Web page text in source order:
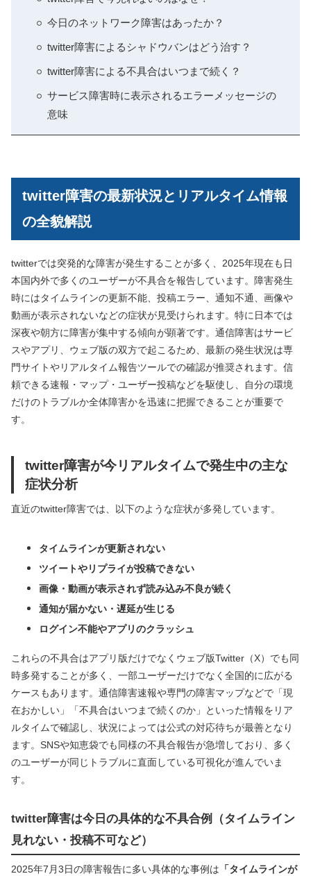
今日のネットワーク障害はあったか？
twitter障害によるシャドウバンはどう治す？
twitter障害による不具合はいつまで続く？
サービス障害時に表示されるエラーメッセージの
意味
twitter障害の最新状況とリアルタイム情報
の全貌解説
twitterでは突発的な障害が発生することが多く、2025年現在も日
本国内外で多くのユーザーが不具合を報告しています。障害発生
時にはタイムラインの更新不能、投稿エラー、通知不通、画像や
動画が表示されないなどの症状が見受けられます。特に日本では
深夜や朝方に障害が集中する傾向が顕著です。通信障害はサービ
スやアプリ、ウェブ版の双方で起こるため、最新の発生状況は専
門サイトやリアルタイム報告ツールでの確認が推奨されます。信
頼できる速報・マップ・ユーザー投稿などを駆使し、自分の環境
だけのトラブルか全体障害かを迅速に把握できることが重要で
す。
twitter障害が今リアルタイムで発生中の主な
症状分析
直近のtwitter障害では、以下のような症状が多発しています。
タイムラインが更新されない
ツイートやリプライが投稿できない
画像・動画が表示されず読み込み不良が続く
通知が届かない・遅延が生じる
ログイン不能やアプリのクラッシュ
これらの不具合はアプリ版だけでなくウェブ版Twitter（X）でも同
時多発することが多く、一部ユーザーだけでなく全国的に広がる
ケースもあります。通信障害速報や専門の障害マップなどで「現
在おかしい」「不具合はいつまで続くのか」といった情報をリア
ルタイムで確認し、状況によっては公式の対応待ちが最善となり
ます。SNSや知恵袋でも同様の不具合報告が急増しており、多く
のユーザーが同じトラブルに直面している可視化が進んでいま
す。
twitter障害は今日の具体的な不具合例（タイムライン
見れない・投稿不可など）
2025年7月3日の障害報告に多い具体的な事例は 「タイムラインが